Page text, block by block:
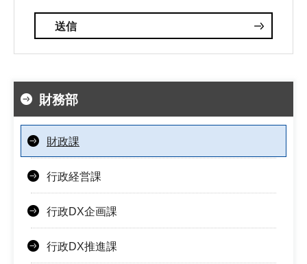
財務部
財政課
行政経営課
行政DX企画課
行政DX推進課